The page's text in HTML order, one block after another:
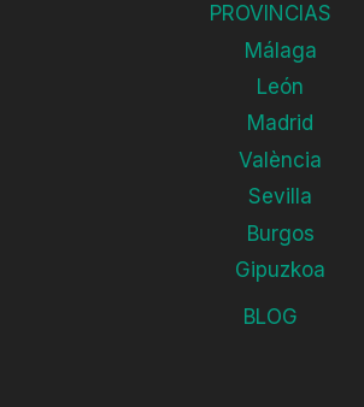
PROVINCIAS
Málaga
León
Madrid
València
Sevilla
Burgos
Gipuzkoa
BLOG